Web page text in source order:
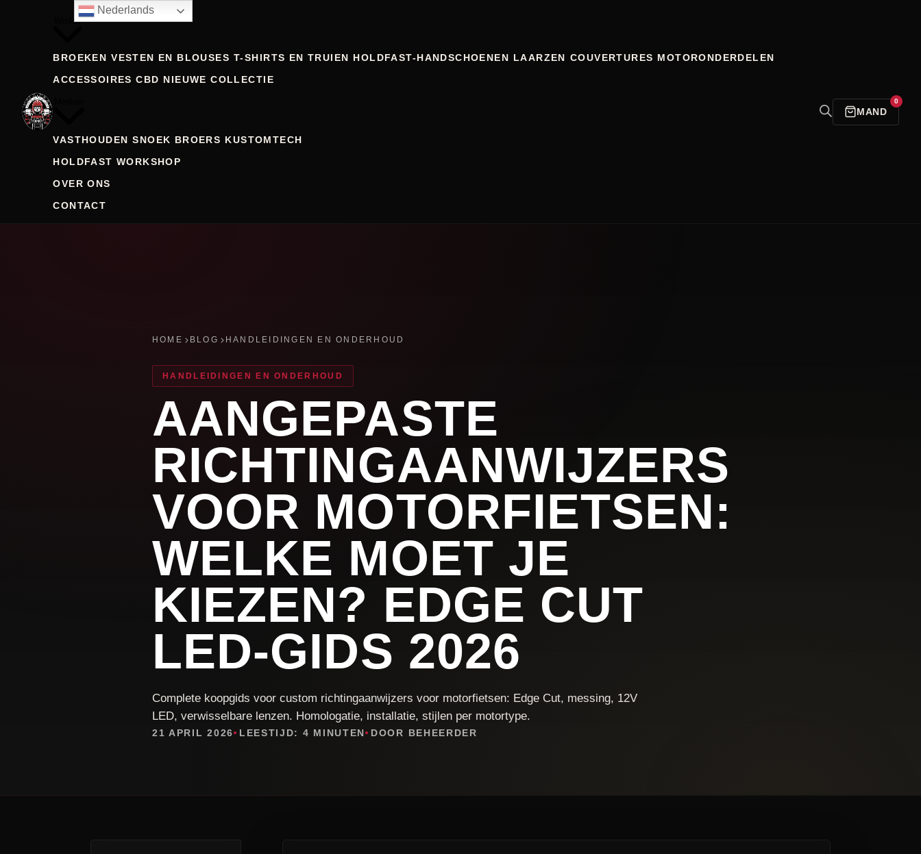
Winkel
BROEKEN VESTEN EN BLOUSES T-SHIRTS EN TRUIEN HOLDFAST-HANDSCHOENEN LAARZEN COUVERTURES MOTORONDERDELEN
ACCESSOIRES CBD NIEUWE COLLECTIE
VASTHOUDEN SNOEK BROERS KUSTOMTECH
HOLDFAST WORKSHOP
OVER ONS
CONTACT
MAND
0
HOME BLOG HANDLEIDINGEN EN ONDERHOUD
HANDLEIDINGEN EN ONDERHOUD
AANGEPASTE
RICHTINGAANWIJZERS
VOOR MOTORFIETSEN:
WELKE MOET JE
KIEZEN? EDGE CUT
LED-GIDS 2026
Complete koopgids voor custom richtingaanwijzers voor motorfietsen: Edge Cut, messing, 12V
LED, verwisselbare lenzen. Homologatie, installatie, stijlen per motortype.
21 APRIL 2026 LEESTIJD: 4 MINUTEN DOOR BEHEERDER
Nederlands